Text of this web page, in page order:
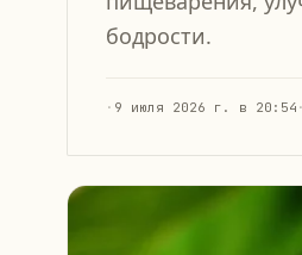
бодрости.
· 9 июля 2026 г. в 20:54 ·